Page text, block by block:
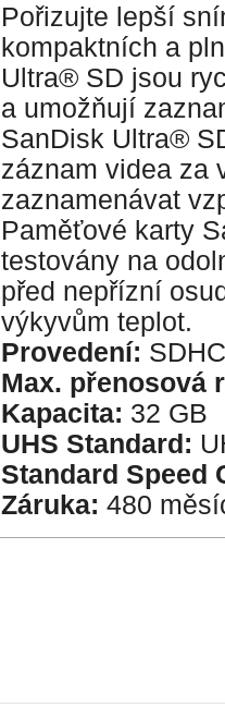
Pořizujte lepší
kompaktních a
Ultra® SD jsou
a umožňují
SanDisk Ultra®
záznam videa za
zaznamenávat
Paměťové karty
testovány na
před nepřízní
výkyvům teplot.
Provedení: SDHC
Max. přenosová
Kapacita: 32 GB
UHS Standard:
Standard Speed
Záruka: 480